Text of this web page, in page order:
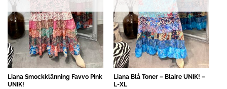
Liana Smockklänning Favvo Pink
UNIK!
Liana Blå Toner – Blaire UNIK! –
L-XL